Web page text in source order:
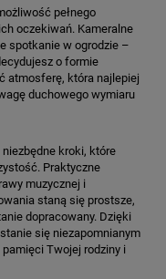
pełnego
oczekiwań. Kameralne
spotkanie w ogrodzie –
o formie
atmosferę, która najlepiej
duchowego wymiaru
kroki, które
Praktyczne
muzycznej i
staną się prostsze,
dopracowany. Dzięki
się niezapomnianym
Twojej rodziny i